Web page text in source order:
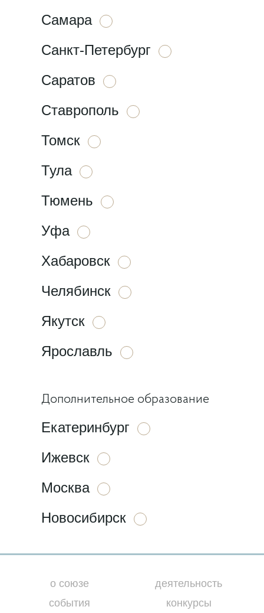
Самара
Санкт-Петербург
Саратов
Ставрополь
Томск
Тула
Тюмень
Уфа
Хабаровск
Челябинск
Якутск
Ярославль
Дополнительное образование
Екатеринбург
Ижевск
Москва
Новосибирск
о союзе
события
деятельность
конкурсы